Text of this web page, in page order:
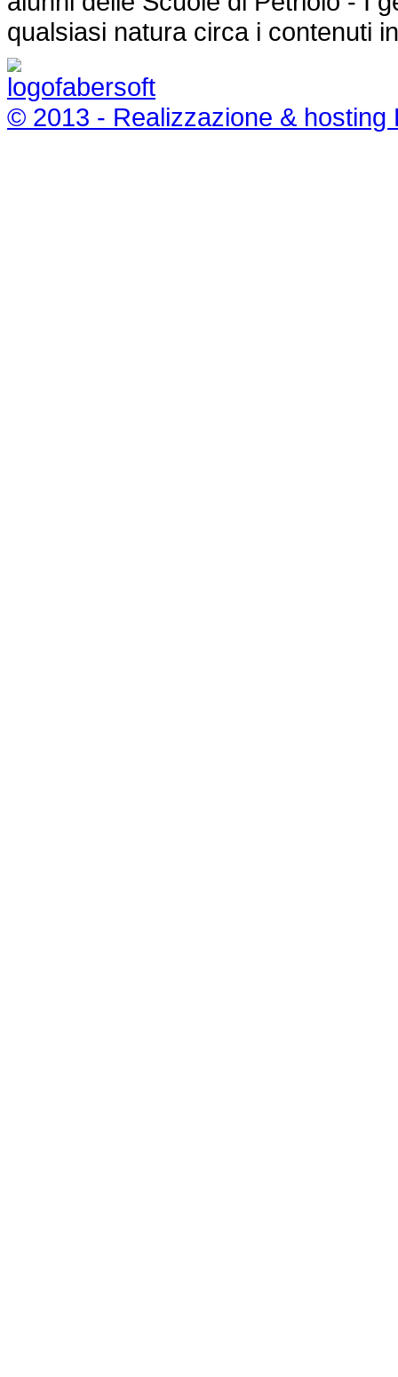
qualsiasi natura circa i contenuti
© 2013 - Realizzazione & hosting